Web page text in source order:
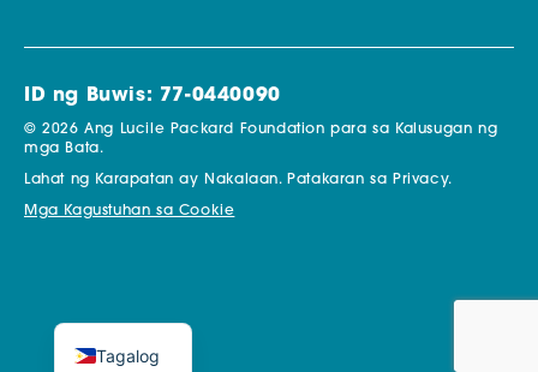
ID ng Buwis: 77-0440090
© 2026 Ang Lucile Packard Foundation para sa Kalusugan ng
mga Bata.
Lahat ng Karapatan ay Nakalaan. Patakaran sa Privacy.
Mga Kagustuhan sa Cookie
Tagalog